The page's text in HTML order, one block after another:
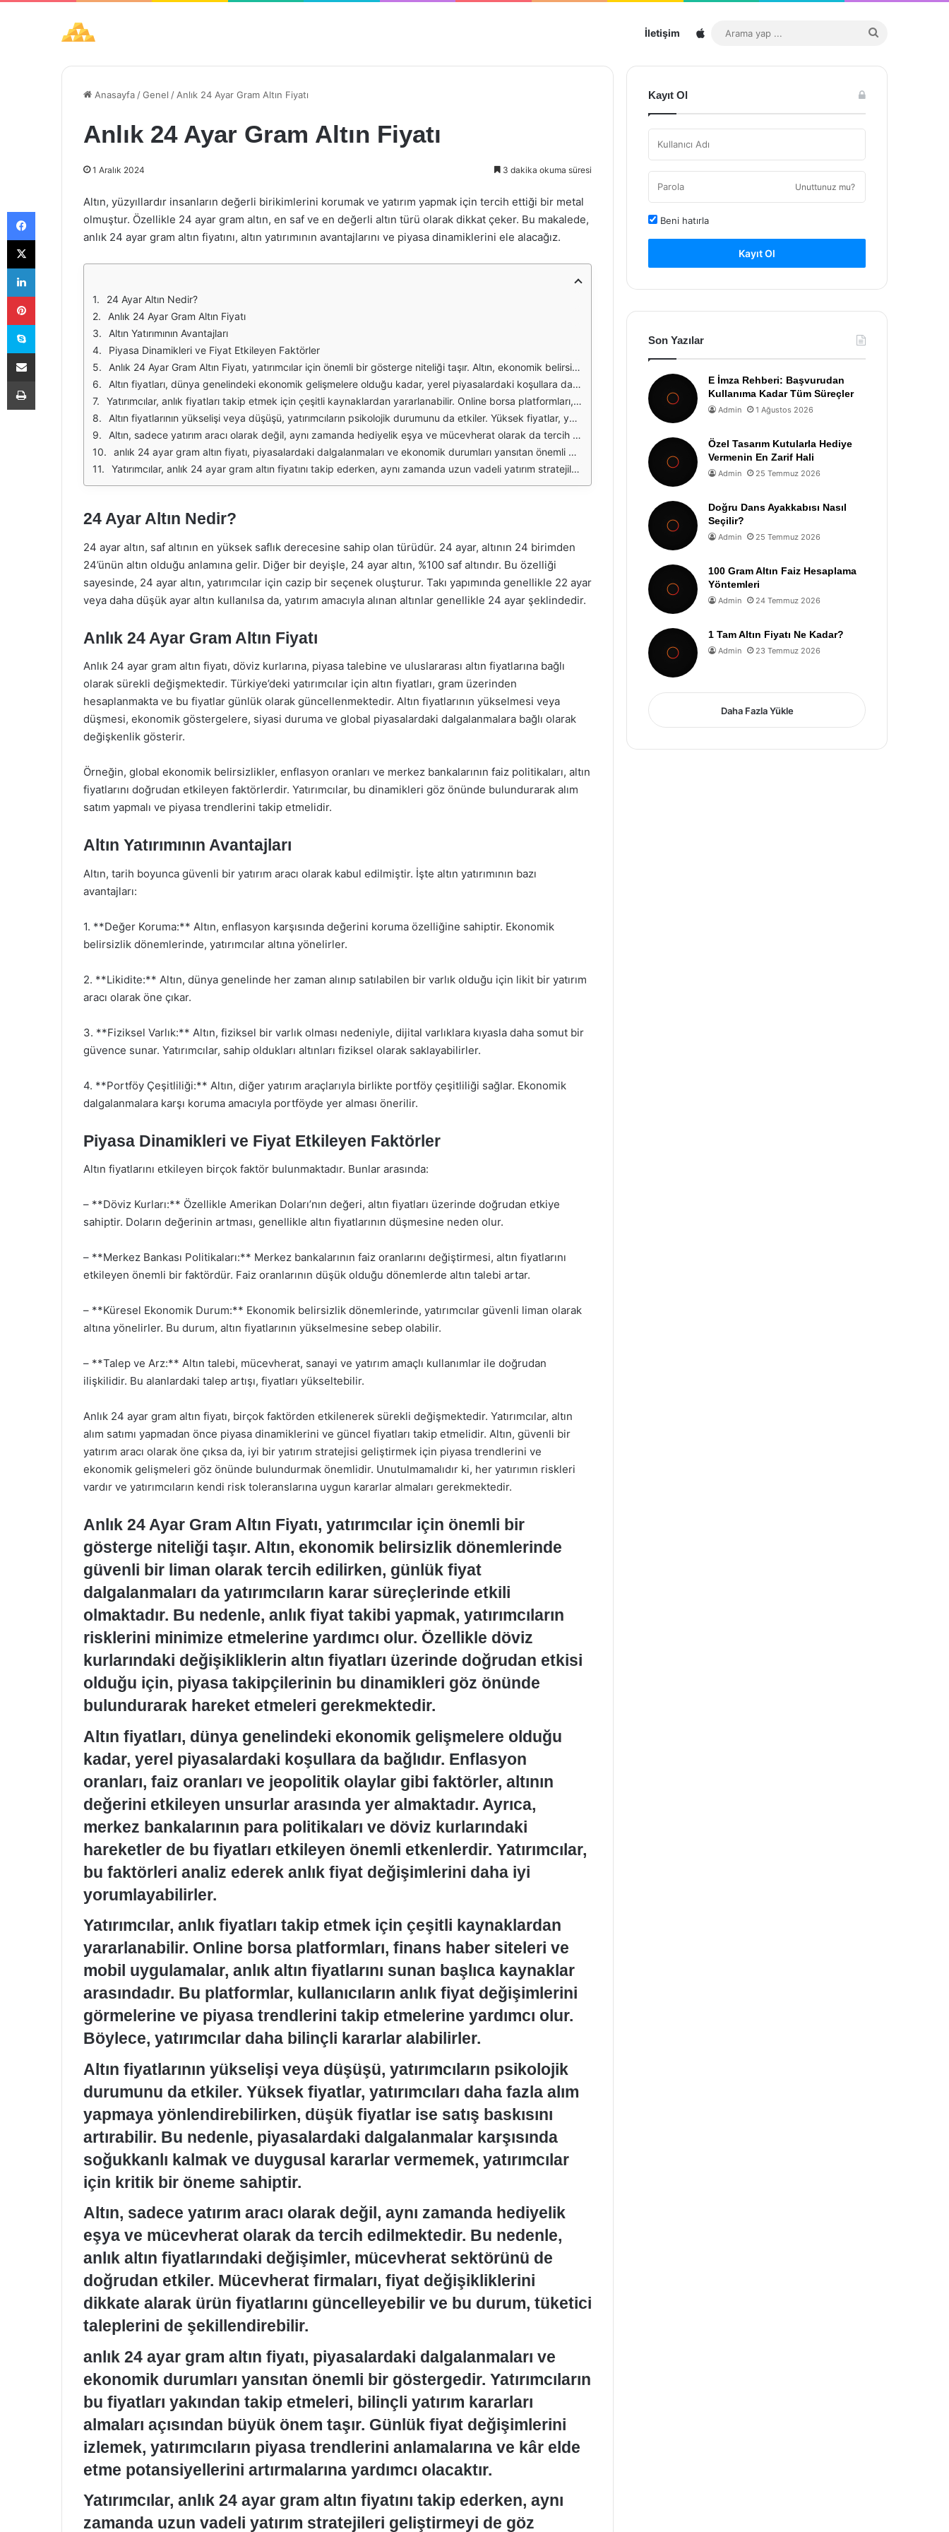
İletişim Sitemap
Anasayfa /Genel / Anlık 24 Ayar Gram Altın Fiyatı
Anlık 24 Ayar Gram Altın Fiyatı
1 Aralık 2024 3 dakika okuma süresi
Altın, yüzyıllardır insanların değerli birikimlerini korumak ve yatırım yapmak için tercih ettiği bir metal
olmuştur. Özellikle 24 ayar gram altın, en saf ve en değerli altın türü olarak dikkat çeker. Bu makalede,
anlık 24 ayar gram altın fiyatını, altın yatırımının avantajlarını ve piyasa dinamiklerini ele alacağız.
24 Ayar Altın Nedir?
Anlık 24 Ayar Gram Altın Fiyatı
Altın Yatırımının Avantajları
Piyasa Dinamikleri ve Fiyat Etkileyen Faktörler
Anlık 24 Ayar Gram Altın Fiyatı, yatırımcılar için önemli bir gösterge niteliği taşır. Altın, ekonomik belirsizlik dönemlerinde güvenli bir liman olarak tercih edilirken, günlük fiyat dalgalanmaları da yatırımcıların karar süreçlerinde etkili olmaktadır. Bu nedenle, anlık fiyat takibi yapmak, yatırımcıların risklerini minimize etmelerine yardımcı olur. Özellikle döviz kurlarındaki değişikliklerin altın fiyatları üzerinde doğrudan etkisi olduğu için, piyasa takipçilerinin bu dinamikleri göz önünde bulundurarak hareket etmeleri gerekmektedir.
Altın fiyatları, dünya genelindeki ekonomik gelişmelere olduğu kadar, yerel piyasalardaki koşullara da bağlıdır. Enflasyon oranları, faiz oranları ve jeopolitik olaylar gibi faktörler, altının değerini etkileyen unsurlar arasında yer almaktadır. Ayrıca, merkez bankalarının para politikaları ve döviz kurlarındaki hareketler de bu fiyatları etkileyen önemli etkenlerdir. Yatırımcılar, bu faktörleri analiz ederek anlık fiyat değişimlerini daha iyi yorumlayabilirler.
Yatırımcılar, anlık fiyatları takip etmek için çeşitli kaynaklardan yararlanabilir. Online borsa platformları, finans haber siteleri ve mobil uygulamalar, anlık altın fiyatlarını sunan başlıca kaynaklar arasındadır. Bu platformlar, kullanıcıların anlık fiyat değişimlerini görmelerine ve piyasa trendlerini takip etmelerine yardımcı olur. Böylece, yatırımcılar daha bilinçli kararlar alabilirler.
Altın fiyatlarının yükselişi veya düşüşü, yatırımcıların psikolojik durumunu da etkiler. Yüksek fiyatlar, yatırımcıları daha fazla alım yapmaya yönlendirebilirken, düşük fiyatlar ise satış baskısını artırabilir. Bu nedenle, piyasalardaki dalgalanmalar karşısında soğukkanlı kalmak ve duygusal kararlar vermemek, yatırımcılar için kritik bir öneme sahiptir.
Altın, sadece yatırım aracı olarak değil, aynı zamanda hediyelik eşya ve mücevherat olarak da tercih edilmektedir. Bu nedenle, anlık altın fiyatlarındaki değişimler, mücevherat sektörünü de doğrudan etkiler. Mücevherat firmaları, fiyat değişikliklerini dikkate alarak ürün fiyatlarını güncelleyebilir ve bu durum, tüketici taleplerini de şekillendirebilir.
anlık 24 ayar gram altın fiyatı, piyasalardaki dalgalanmaları ve ekonomik durumları yansıtan önemli bir göstergedir. Yatırımcıların bu fiyatları yakından takip etmeleri, bilinçli yatırım kararları almaları açısından büyük önem taşır. Günlük fiyat değişimlerini izlemek, yatırımcıların piyasa trendlerini anlamalarına ve kâr elde etme potansiyellerini artırmalarına yardımcı olacaktır.
Yatırımcılar, anlık 24 ayar gram altın fiyatını takip ederken, aynı zamanda uzun vadeli yatırım stratejileri geliştirmeyi de göz önünde bulundurmalıdır. Altın, tarihsel olarak güvenli bir değer saklama aracı olarak kabul edilse de, kısa vadeli fiyat dalgalanmaları, yatırımcıların dikkatli olmasını gerektirir. Bu nedenle, hem kısa hem de uzun vadeli perspektif oluşturmak, başarılı bir yatırım için kritik öneme sahiptir.
24 Ayar Altın Nedir?
24 ayar altın, saf altının en yüksek saflık derecesine sahip olan türüdür. 24 ayar, altının 24 birimden
24’ünün altın olduğu anlamına gelir. Diğer bir deyişle, 24 ayar altın, %100 saf altındır. Bu özelliği
sayesinde, 24 ayar altın, yatırımcılar için cazip bir seçenek oluşturur. Takı yapımında genellikle 22 ayar
veya daha düşük ayar altın kullanılsa da, yatırım amacıyla alınan altınlar genellikle 24 ayar şeklindedir.
Anlık 24 Ayar Gram Altın Fiyatı
Anlık 24 ayar gram altın fiyatı, döviz kurlarına, piyasa talebine ve uluslararası altın fiyatlarına bağlı
olarak sürekli değişmektedir. Türkiye’deki yatırımcılar için altın fiyatları, gram üzerinden
hesaplanmakta ve bu fiyatlar günlük olarak güncellenmektedir. Altın fiyatlarının yükselmesi veya
düşmesi, ekonomik göstergelere, siyasi duruma ve global piyasalardaki dalgalanmalara bağlı olarak
değişkenlik gösterir.
Örneğin, global ekonomik belirsizlikler, enflasyon oranları ve merkez bankalarının faiz politikaları, altın
fiyatlarını doğrudan etkileyen faktörlerdir. Yatırımcılar, bu dinamikleri göz önünde bulundurarak alım
satım yapmalı ve piyasa trendlerini takip etmelidir.
Altın Yatırımının Avantajları
Altın, tarih boyunca güvenli bir yatırım aracı olarak kabul edilmiştir. İşte altın yatırımının bazı
avantajları:
1. **Değer Koruma:** Altın, enflasyon karşısında değerini koruma özelliğine sahiptir. Ekonomik
belirsizlik dönemlerinde, yatırımcılar altına yönelirler.
2. **Likidite:** Altın, dünya genelinde her zaman alınıp satılabilen bir varlık olduğu için likit bir yatırım
aracı olarak öne çıkar.
3. **Fiziksel Varlık:** Altın, fiziksel bir varlık olması nedeniyle, dijital varlıklara kıyasla daha somut bir
güvence sunar. Yatırımcılar, sahip oldukları altınları fiziksel olarak saklayabilirler.
4. **Portföy Çeşitliliği:** Altın, diğer yatırım araçlarıyla birlikte portföy çeşitliliği sağlar. Ekonomik
dalgalanmalara karşı koruma amacıyla portföyde yer alması önerilir.
Piyasa Dinamikleri ve Fiyat Etkileyen Faktörler
Altın fiyatlarını etkileyen birçok faktör bulunmaktadır. Bunlar arasında:
– **Döviz Kurları:** Özellikle Amerikan Doları’nın değeri, altın fiyatları üzerinde doğrudan etkiye
sahiptir. Doların değerinin artması, genellikle altın fiyatlarının düşmesine neden olur.
– **Merkez Bankası Politikaları:** Merkez bankalarının faiz oranlarını değiştirmesi, altın fiyatlarını
etkileyen önemli bir faktördür. Faiz oranlarının düşük olduğu dönemlerde altın talebi artar.
– **Küresel Ekonomik Durum:** Ekonomik belirsizlik dönemlerinde, yatırımcılar güvenli liman olarak
altına yönelirler. Bu durum, altın fiyatlarının yükselmesine sebep olabilir.
– **Talep ve Arz:** Altın talebi, mücevherat, sanayi ve yatırım amaçlı kullanımlar ile doğrudan
ilişkilidir. Bu alanlardaki talep artışı, fiyatları yükseltebilir.
Anlık 24 ayar gram altın fiyatı, birçok faktörden etkilenerek sürekli değişmektedir. Yatırımcılar, altın
alım satımı yapmadan önce piyasa dinamiklerini ve güncel fiyatları takip etmelidir. Altın, güvenli bir
yatırım aracı olarak öne çıksa da, iyi bir yatırım stratejisi geliştirmek için piyasa trendlerini ve
ekonomik gelişmeleri göz önünde bulundurmak önemlidir. Unutulmamalıdır ki, her yatırımın riskleri
vardır ve yatırımcıların kendi risk toleranslarına uygun kararlar almaları gerekmektedir.
Anlık 24 Ayar Gram Altın Fiyatı, yatırımcılar için önemli bir
gösterge niteliği taşır. Altın, ekonomik belirsizlik dönemlerinde
güvenli bir liman olarak tercih edilirken, günlük fiyat
dalgalanmaları da yatırımcıların karar süreçlerinde etkili
olmaktadır. Bu nedenle, anlık fiyat takibi yapmak, yatırımcıların
risklerini minimize etmelerine yardımcı olur. Özellikle döviz
kurlarındaki değişikliklerin altın fiyatları üzerinde doğrudan etkisi
olduğu için, piyasa takipçilerinin bu dinamikleri göz önünde
bulundurarak hareket etmeleri gerekmektedir.
Altın fiyatları, dünya genelindeki ekonomik gelişmelere olduğu
kadar, yerel piyasalardaki koşullara da bağlıdır. Enflasyon
oranları, faiz oranları ve jeopolitik olaylar gibi faktörler, altının
değerini etkileyen unsurlar arasında yer almaktadır. Ayrıca,
merkez bankalarının para politikaları ve döviz kurlarındaki
hareketler de bu fiyatları etkileyen önemli etkenlerdir. Yatırımcılar,
bu faktörleri analiz ederek anlık fiyat değişimlerini daha iyi
yorumlayabilirler.
Yatırımcılar, anlık fiyatları takip etmek için çeşitli kaynaklardan
yararlanabilir. Online borsa platformları, finans haber siteleri ve
mobil uygulamalar, anlık altın fiyatlarını sunan başlıca kaynaklar
arasındadır. Bu platformlar, kullanıcıların anlık fiyat değişimlerini
görmelerine ve piyasa trendlerini takip etmelerine yardımcı olur.
Böylece, yatırımcılar daha bilinçli kararlar alabilirler.
Altın fiyatlarının yükselişi veya düşüşü, yatırımcıların psikolojik
durumunu da etkiler. Yüksek fiyatlar, yatırımcıları daha fazla alım
yapmaya yönlendirebilirken, düşük fiyatlar ise satış baskısını
artırabilir. Bu nedenle, piyasalardaki dalgalanmalar karşısında
soğukkanlı kalmak ve duygusal kararlar vermemek, yatırımcılar
için kritik bir öneme sahiptir.
Altın, sadece yatırım aracı olarak değil, aynı zamanda hediyelik
eşya ve mücevherat olarak da tercih edilmektedir. Bu nedenle,
anlık altın fiyatlarındaki değişimler, mücevherat sektörünü de
doğrudan etkiler. Mücevherat firmaları, fiyat değişikliklerini
dikkate alarak ürün fiyatlarını güncelleyebilir ve bu durum, tüketici
taleplerini de şekillendirebilir.
anlık 24 ayar gram altın fiyatı, piyasalardaki dalgalanmaları ve
ekonomik durumları yansıtan önemli bir göstergedir. Yatırımcıların
bu fiyatları yakından takip etmeleri, bilinçli yatırım kararları
almaları açısından büyük önem taşır. Günlük fiyat değişimlerini
izlemek, yatırımcıların piyasa trendlerini anlamalarına ve kâr elde
etme potansiyellerini artırmalarına yardımcı olacaktır.
Yatırımcılar, anlık 24 ayar gram altın fiyatını takip ederken, aynı
zamanda uzun vadeli yatırım stratejileri geliştirmeyi de göz
Kayıt Ol
Unuttunuz mu?
Beni hatırla
Kayıt Ol
Son Yazılar
E İmza Rehberi: Başvurudan
Kullanıma Kadar Tüm Süreçler
Admin 1 Ağustos 2026
Özel Tasarım Kutularla Hediye
Vermenin En Zarif Hali
Admin 25 Temmuz 2026
Doğru Dans Ayakkabısı Nasıl
Seçilir?
Admin 25 Temmuz 2026
100 Gram Altın Faiz Hesaplama
Yöntemleri
Admin 24 Temmuz 2026
1 Tam Altın Fiyatı Ne Kadar?
Admin 23 Temmuz 2026
Daha Fazla Yükle
Facebook
X
LinkedIn
Pinterest
Skype
E-Posta ile paylaş